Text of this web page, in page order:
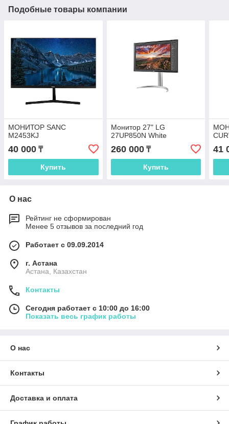
Подобные товары компании
МОНИТОР SANC
M2453KJ
40 000 ₸
Купить
Монитор 27" LG
27UP850N White
260 000₸
Купить
41
О нас
Рейтинг не сформирован
Менее 5 отзывов за последний год
Работает с 09.09.2014
г. Астана
Астана, Казахстан
Контакты
Сегодня работает с 10:00 до 16:00
Показать весь график работы
О нас
Контакты
Доставка и оплата